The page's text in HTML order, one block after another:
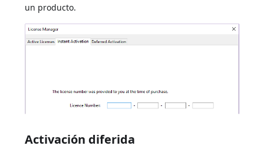
un producto.
Activación diferida